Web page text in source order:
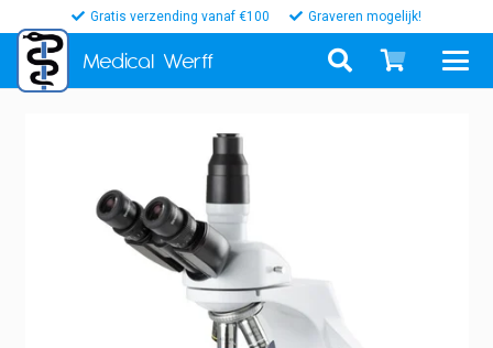
Gratis verzending vanaf €100 Graveren mogelijk!
Medical Werff